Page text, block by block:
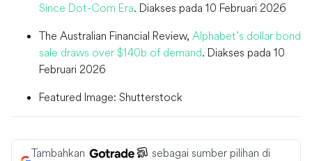
Since Dot-Com Era. Diakses pada 10 Februari 2026
The Australian Financial Review, Alphabet’s dollar bond
sale draws over $140b of demand. Diakses pada 10
Februari 2026
Featured Image: Shutterstock
Tambahkan
sebagai sumber pilihan di